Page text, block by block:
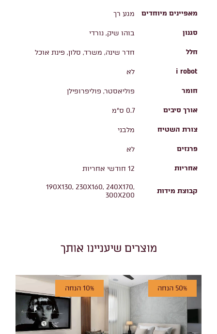
מאפיינים מיוחדים מגע רך
סגנון בוהו שיק, נורדי
חלל חדר שינה, משרד, סלון, פינת אוכל
i robot לא
חומר פוליאסטר, פוליפרופילן
אורך סיבים 0.7 ס"מ
צורת השטיח מלבני
פרנזים לא
אחריות 12 חודשי אחריות
קבוצת מידות
190X130, 230X160, 240X170,
300X200
מוצרים שיעניינו אותך
50% הנחה 10% הנחה